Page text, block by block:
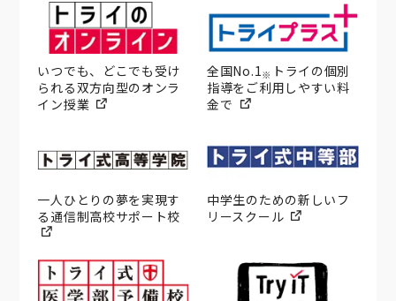
いつでも、どこでも受け
られる双方向型のオンラ
イン授業
全国No.1※ トライの個別
指導をご利用しやすい料
金で
一人ひとりの夢を実現す
る通信制高校サポート校
中学生のための新しいフ
リースクール